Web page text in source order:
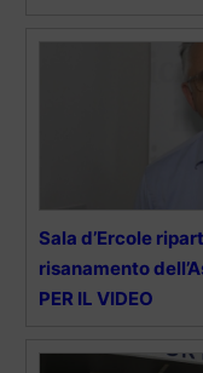
Sala d’Ercole
risanamento
PER IL VIDEO